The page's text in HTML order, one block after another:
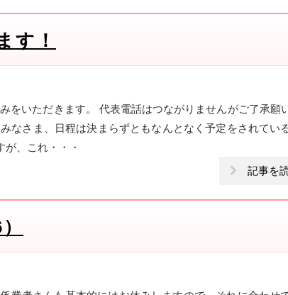
す！
いただきます。 代表電話はつながりませんがご了承願い
なさま、日程は決まらずともなんとなく予定をされてい
、これ・・・
記事を